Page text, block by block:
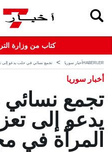
15:43 ┋ كتاب من وزارة التربية
HABERLER أخبار سوريا تجمع نسائي في حلب يدعو إلى
أخبار سوريا
تجمع
يدعو إلى
المرأة